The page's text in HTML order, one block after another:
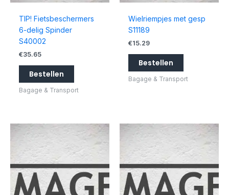
TIP! Fietsbeschermers
6-delig Spinder
S40002
€35.65
Bestellen
Bagage & Transport
Wielriempjes met gesp
S11189
€15.29
Bestellen
Bagage & Transport